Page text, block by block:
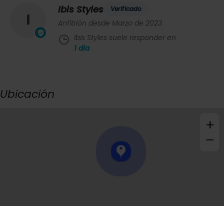
I
Ibis Styles Verificado
Anfitrión desde Marzo de 2023
Ibis Styles suele responder en
1 dia
Ubicación
+
−